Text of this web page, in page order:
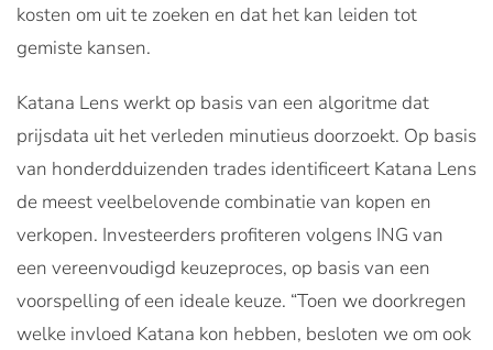
kosten om uit te zoeken en dat het kan leiden tot
gemiste kansen.
Katana Lens werkt op basis van een algoritme dat
prijsdata uit het verleden minutieus doorzoekt. Op basis
van honderdduizenden trades identificeert Katana Lens
de meest veelbelovende combinatie van kopen en
verkopen. Investeerders profiteren volgens ING van
een vereenvoudigd keuzeproces, op basis van een
voorspelling of een ideale keuze. “Toen we doorkregen
welke invloed Katana kon hebben, besloten we om ook